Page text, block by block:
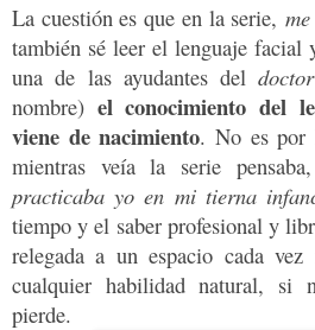
La cuestión es que en la serie,
también sé leer el lenguaje
una de las ayudantes del
nombre) el conocimiento del
viene de nacimiento. No es por
mientras veía la serie
practicaba yo en mi tierna
tiempo y el saber profesional y
relegada a un espacio cada
cualquier habilidad natural,
pierde.